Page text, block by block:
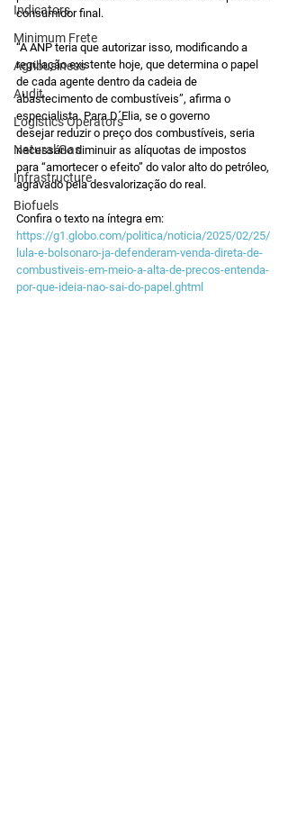
Indicators
Minimum Frete
Agribusiness
Audit
Logistics Operators
Natural Gas
Infrastructure
Biofuels
consumidor final.
“A ANP teria que autorizar isso, modificando a
regulação existente hoje, que determina o papel
de cada agente dentro da cadeia de
abastecimento de combustíveis”, afirma o
especialista. Para D´Elia, se o governo
desejar reduzir o preço dos combustíveis, seria
necessário diminuir as alíquotas de impostos
para “amortecer o efeito” do valor alto do petróleo,
agravado pela desvalorização do real.
Confira o texto na íntegra em:
https://g1.globo.com/politica/noticia/2025/02/25/
lula-e-bolsonaro-ja-defenderam-venda-direta-de-
combustiveis-em-meio-a-alta-de-precos-entenda-
por-que-ideia-nao-sai-do-papel.ghtml